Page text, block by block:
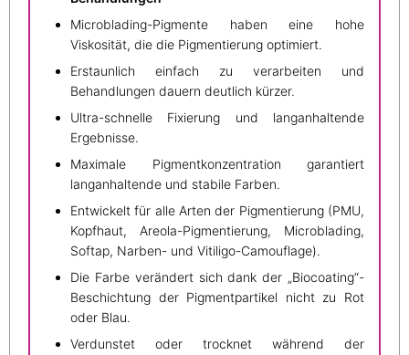
Microblading-Pigmente haben eine hohe
Viskosität, die die Pigmentierung optimiert.
Erstaunlich einfach zu verarbeiten und
Behandlungen dauern deutlich kürzer.
Ultra-schnelle Fixierung und langanhaltende
Ergebnisse.
Maximale Pigmentkonzentration garantiert
langanhaltende und stabile Farben.
Entwickelt für alle Arten der Pigmentierung (PMU,
Kopfhaut, Areola-Pigmentierung, Microblading,
Softap, Narben- und Vitiligo-Camouflage).
Die Farbe verändert sich dank der „Biocoating“-
Beschichtung der Pigmentpartikel nicht zu Rot
oder Blau.
Verdunstet oder trocknet während der